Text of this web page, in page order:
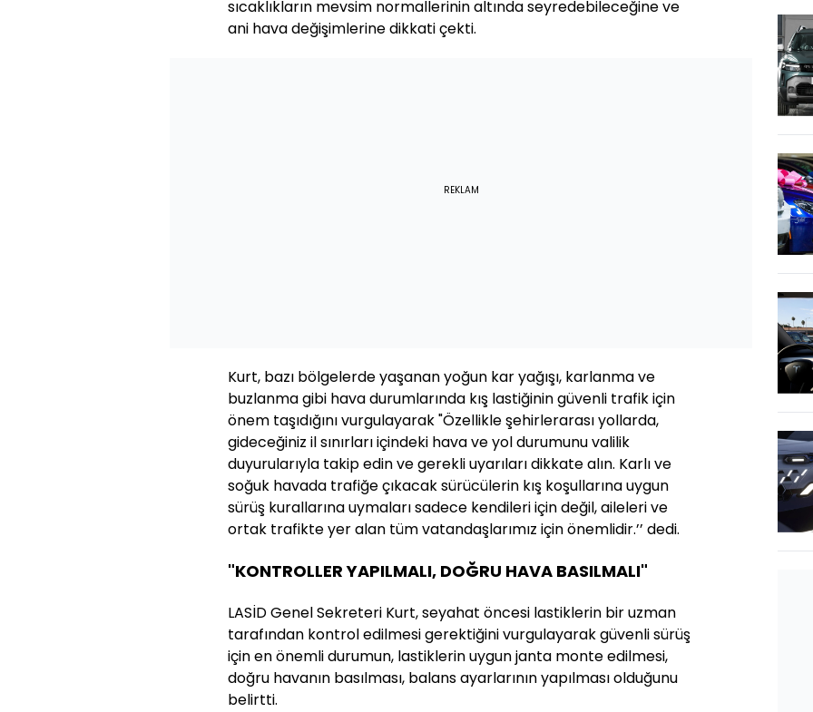
sıcaklıkların mevsim normallerinin altında seyredebileceğine ve
ani hava değişimlerine dikkati çekti.
REKLAM
Kurt, bazı bölgelerde yaşanan yoğun kar yağışı, karlanma ve
buzlanma gibi hava durumlarında kış lastiğinin güvenli trafik için
önem taşıdığını vurgulayarak "Özellikle şehirlerarası yollarda,
gideceğiniz il sınırları içindeki hava ve yol durumunu valilik
duyurularıyla takip edin ve gerekli uyarıları dikkate alın. Karlı ve
soğuk havada trafiğe çıkacak sürücülerin kış koşullarına uygun
sürüş kurallarına uymaları sadece kendileri için değil, aileleri ve
ortak trafikte yer alan tüm vatandaşlarımız için önemlidir.’’ dedi.
"KONTROLLER YAPILMALI, DOĞRU HAVA BASILMALI"
LASİD Genel Sekreteri Kurt, seyahat öncesi lastiklerin bir uzman
tarafından kontrol edilmesi gerektiğini vurgulayarak güvenli sürüş
için en önemli durumun, lastiklerin uygun janta monte edilmesi,
doğru havanın basılması, balans ayarlarının yapılması olduğunu
belirtti.